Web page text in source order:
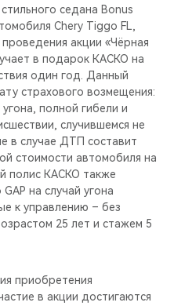
седана Bonus
Chery Tiggo FL,
акции «Чёрная
в подарок КАСКО на
один год. Данный
страхового возмещения:
полной гибели и
случившемся не
в случае ДТП составит
стоимости автомобиля на
полис КАСКО также
на случай угона
к управлению – без
25 лет и стажем 5
приобретения
в акции достигаются